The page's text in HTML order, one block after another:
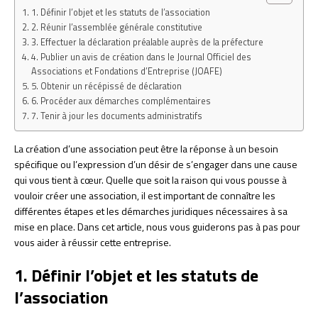
1. Définir l’objet et les statuts de l’association
2. Réunir l’assemblée générale constitutive
3. Effectuer la déclaration préalable auprès de la préfecture
4. Publier un avis de création dans le Journal Officiel des
Associations et Fondations d’Entreprise (JOAFE)
5. Obtenir un récépissé de déclaration
6. Procéder aux démarches complémentaires
7. Tenir à jour les documents administratifs
La création d’une association peut être la réponse à un besoin
spécifique ou l’expression d’un désir de s’engager dans une cause
qui vous tient à cœur. Quelle que soit la raison qui vous pousse à
vouloir créer une association, il est important de connaître les
différentes étapes et les démarches juridiques nécessaires à sa
mise en place. Dans cet article, nous vous guiderons pas à pas pour
vous aider à réussir cette entreprise.
1. Définir l’objet et les statuts de
l’association